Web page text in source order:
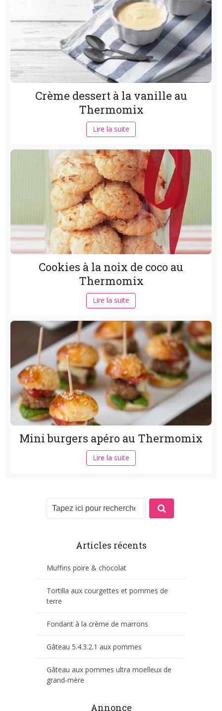
Crème dessert à la vanille au
Thermomix
Lire la suite
Cookies à la noix de coco au
Thermomix
Lire la suite
Mini burgers apéro au Thermomix
Lire la suite
Articles récents
Muffins poire & chocolat
Tortilla aux courgettes et pommes de
terre
Fondant à la crème de marrons
Gâteau 5.4.3.2.1 aux pommes
Gâteau aux pommes ultra moelleux de
grand-mère
Annonce